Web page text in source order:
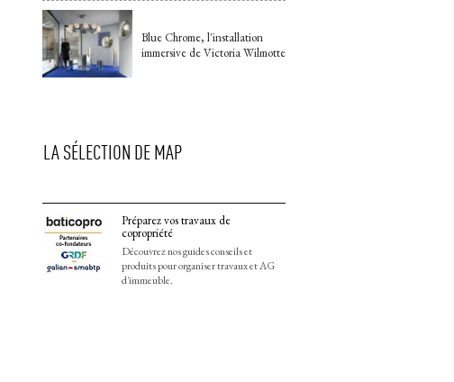
Blue Chrome, l'installation
immersive de Victoria Wilmotte
LA SÉLECTION DE MAP
Préparez vos travaux de
copropriété
Découvrez nos guides conseils et
produits pour organiser travaux et AG
d'immeuble.